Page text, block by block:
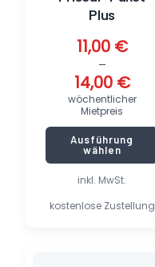
inkl. MwSt.
kostenlose Zustellung
Plus
11,00 €
–
14,00 €
wöchentlicher
Mietpreis
Ausführung
wählen
gewählt
werden